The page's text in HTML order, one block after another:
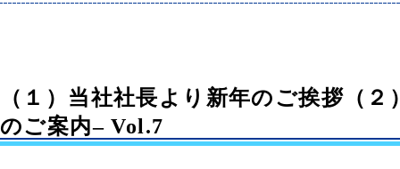
（１）当社社長より新年のご挨拶（
のご案内– Vol.7